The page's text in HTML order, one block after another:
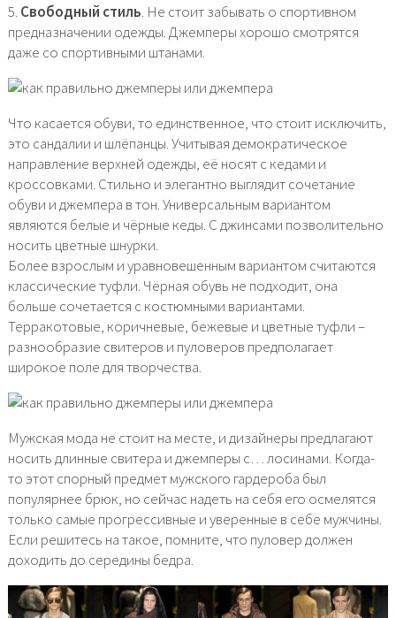
5. Свободный стиль. Не стоит забывать о спортивном
предназначении одежды. Джемперы хорошо смотрятся
даже со спортивными штанами.
Что касается обуви, то единственное, что стоит исключить,
это сандалии и шлёпанцы. Учитывая демократическое
направление верхней одежды, её носят с кедами и
кроссовками. Стильно и элегантно выглядит сочетание
обуви и джемпера в тон. Универсальным вариантом
являются белые и чёрные кеды. С джинсами позволительно
носить цветные шнурки.
Более взрослым и уравновешенным вариантом считаются
классические туфли. Чёрная обувь не подходит, она
больше сочетается с костюмными вариантами.
Терракотовые, коричневые, бежевые и цветные туфли –
разнообразие свитеров и пуловеров предполагает
широкое поле для творчества.
Мужская мода не стоит на месте, и дизайнеры предлагают
носить длинные свитера и джемперы с… лосинами. Когда-
то этот спорный предмет мужского гардероба был
популярнее брюк, но сейчас надеть на себя его осмелятся
только самые прогрессивные и уверенные в себе мужчины.
Если решитесь на такое, помните, что пуловер должен
доходить до середины бедра.